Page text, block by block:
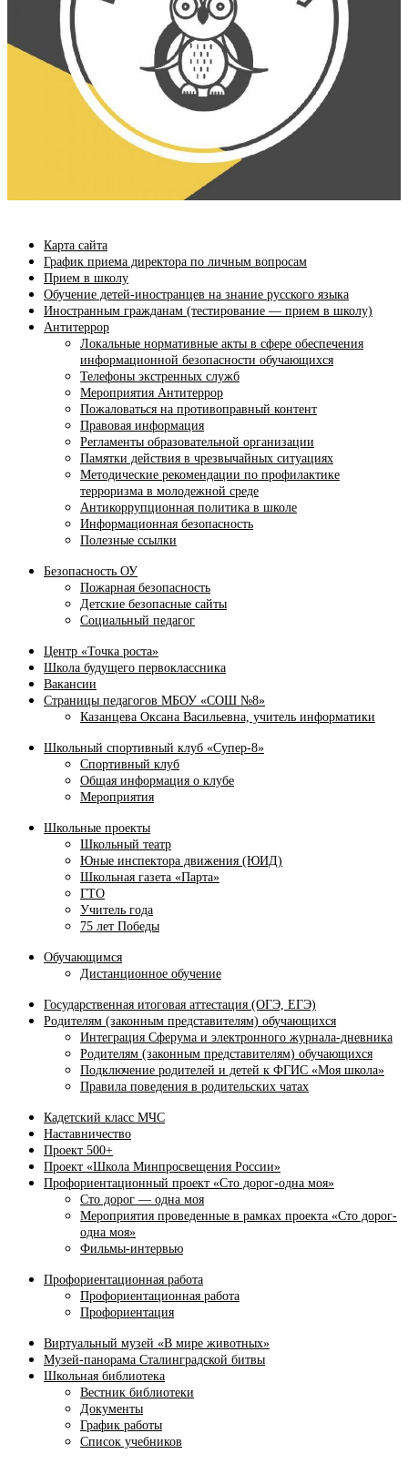
Карта сайта
График приема директора по личным вопросам
Прием в школу
Обучение детей-иностранцев на знание русского языка
Иностранным гражданам (тестирование — прием в школу)
Антитеррор
Локальные нормативные акты в сфере обеспечения
информационной безопасности обучающихся
Телефоны экстренных служб
Мероприятия Антитеррор
Пожаловаться на противоправный контент
Правовая информация
Регламенты образовательной организации
Памятки действия в чрезвычайных ситуациях
Методические рекомендации по профилактике
терроризма в молодежной среде
Антикоррупционная политика в школе
Информационная безопасность
Полезные ссылки
Безопасность ОУ
Пожарная безопасность
Детские безопасные сайты
Социальный педагог
Центр «Точка роста»
Школа будущего первоклассника
Вакансии
Страницы педагогов МБОУ «СОШ №8»
Казанцева Оксана Васильевна, учитель информатики
Школьный спортивный клуб «Супер-8»
Спортивный клуб
Общая информация о клубе
Мероприятия
Школьные проекты
Школьный театр
Юные инспектора движения (ЮИД)
Школьная газета «Парта»
ГТО
Учитель года
75 лет Победы
Обучающимся
Дистанционное обучение
Государственная итоговая аттестация (ОГЭ, ЕГЭ)
Родителям (законным представителям) обучающихся
Интеграция Сферума и электронного журнала‑дневника
Родителям (законным представителям) обучающихся
Подключение родителей и детей к ФГИС «Моя школа»
Правила поведения в родительских чатах
Кадетский класс МЧС
Наставничество
Проект 500+
Проект «Школа Минпросвещения России»
Профориентационный проект «Сто дорог-одна моя»
Сто дорог — одна моя
Мероприятия проведенные в рамках проекта «Сто дорог-
одна моя»
Фильмы-интервью
Профориентационная работа
Профориентационная работа
Профориентация
Виртуальный музей «В мире животных»
Музей-панорама Сталинградской битвы
Школьная библиотека
Вестник библиотеки
Документы
График работы
Список учебников